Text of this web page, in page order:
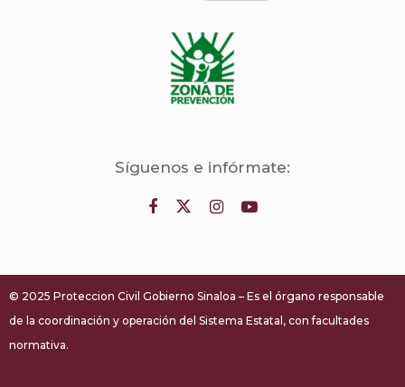
Síguenos e infórmate:
© 2025 Proteccion Civil Gobierno Sinaloa – Es el órgano responsable
de la coordinación y operación del Sistema Estatal, con facultades
normativa.